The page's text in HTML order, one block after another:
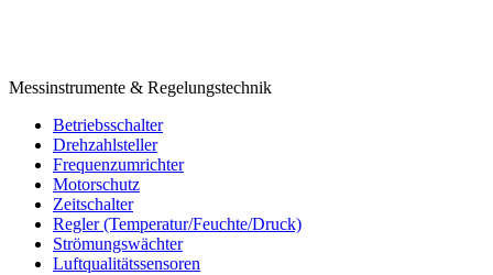
Messinstrumente & Regelungstechnik
Betriebsschalter
Drehzahlsteller
Frequenzumrichter
Motorschutz
Zeitschalter
Regler (Temperatur/Feuchte/Druck)
Strömungswächter
Luftqualitätssensoren